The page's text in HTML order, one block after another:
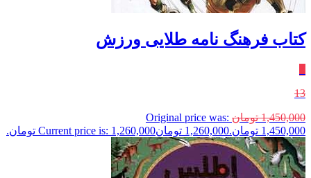
کتاب فرهنگ‌ نامه طلایی ورزش
13
1,450,000 تومان Original price was:
1,450,000 تومان.
1,260,000 تومانCurrent price is: 1,260,000 تومان.